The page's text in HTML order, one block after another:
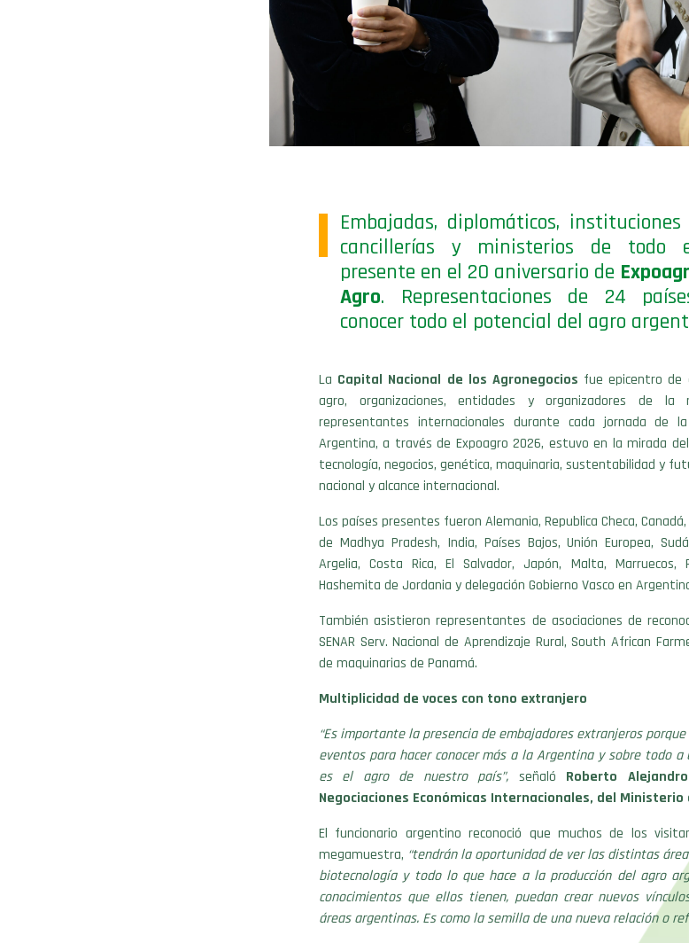
Embajadas, diplomáticos,
cancillerías y ministerios de todo
presente en el 20 aniversario de
Agro. Representaciones de 24
conocer todo el potencial del agro
La Capital Nacional de los Agronegocios fue epicentro de
agro, organizaciones, entidades y organizadores de la
representantes internacionales durante cada jornada de
Argentina, a través de Expoagro 2026, estuvo en la mirada
tecnología, negocios, genética, maquinaria, sustentabilidad y
nacional y alcance internacional.
Los países presentes fueron Alemania, Republica Checa, Canadá,
de Madhya Pradesh, India, Países Bajos, Unión Europea,
Argelia, Costa Rica, El Salvador, Japón, Malta, Marruecos,
Hashemita de Jordania y delegación Gobierno Vasco en
También asistieron representantes de asociaciones de
SENAR Serv. Nacional de Aprendizaje Rural, South African
de maquinarias de Panamá.
Multiplicidad de voces con tono extranjero
“Es importante la presencia de embajadores extranjeros
eventos para hacer conocer más a la Argentina y sobre todo
es el agro de nuestro país”, señaló Roberto
Negociaciones Económicas Internacionales, del Ministerio
El funcionario argentino reconoció que muchos de los
megamuestra, “tendrán la oportunidad de ver las distintas
biotecnología y todo lo que hace a la producción del agro
conocimientos que ellos tienen, puedan crear nuevos
áreas argentinas. Es como la semilla de una nueva relación o